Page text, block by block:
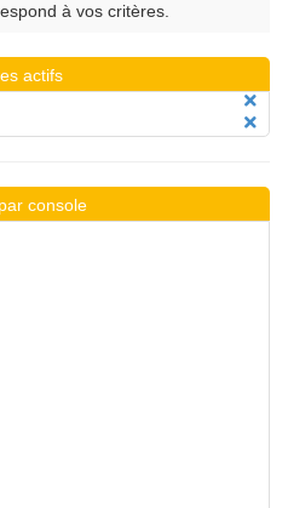
à vos critères.
actifs
console